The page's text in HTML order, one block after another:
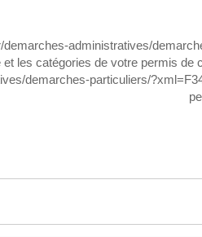
administratives/
les catégories de votre permis
demarches-particuliers/